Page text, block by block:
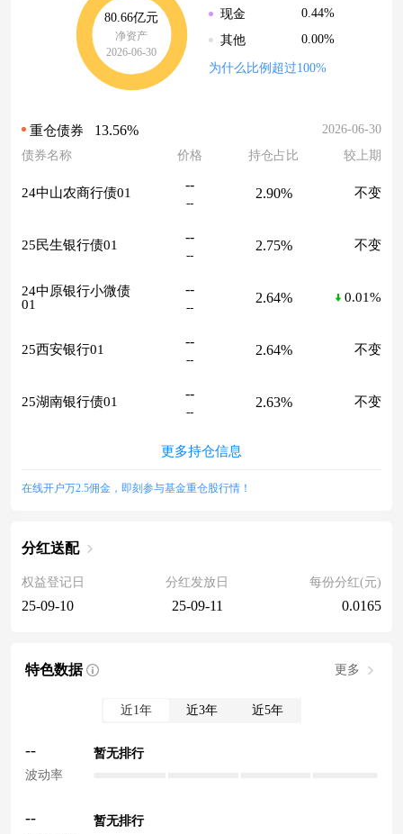
80.66亿元
净资产
2026-06-30
现金
0.44%
其他
0.00%
为什么比例超过100%
重仓债券 13.56%
2026-06-30
债券名称
价格 持仓占比 较上期
24中山农商行债01
--
--
2.90% 不变
25民生银行债01
--
--
2.75% 不变
24中原银行小微债
01
--
--
2.64% 0.01%
25西安银行01
--
--
2.64% 不变
25湖南银行债01
--
--
2.63% 不变
更多持仓信息
在线开户万2.5佣金，即刻参与基金重仓股行情！
分红送配
权益登记日
25-09-10
分红发放日
25-09-11
每份分红(元)
0.0165
特色数据 更多
近1年 近3年 近5年
--
波动率
暂无排行
-- 暂无排行